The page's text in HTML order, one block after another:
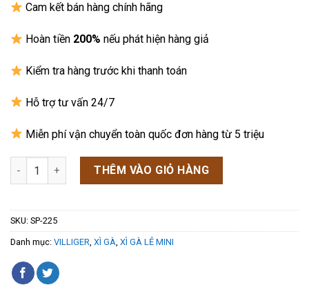
0.0 Cam kết bán hàng chính hãng
Hoàn tiền 200% nếu phát hiện hàng giả
Kiểm tra hàng trước khi thanh toán
Hỗ trợ tư vấn 24/7
Miễn phí vận chuyển toàn quốc đơn hàng từ 5 triệu
Xì Gà Villiger Premium No.9 Sumatra số lượng
THÊM VÀO GIỎ HÀNG
SKU: SP-225
Danh mục: VILLIGER, XÌ GÀ, XÌ GÀ LẺ MINI